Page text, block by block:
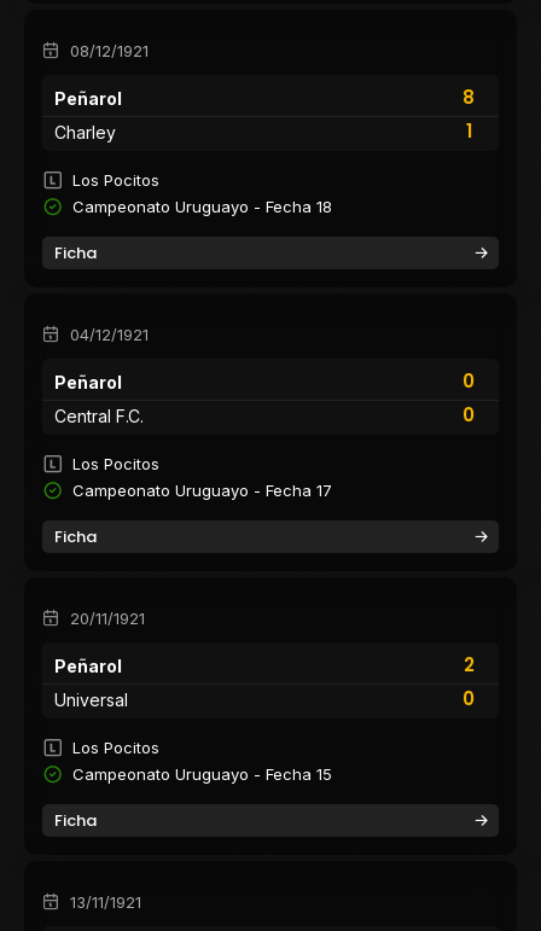
08/12/1921
Peñarol
8
1
Charley
Los Pocitos
Campeonato Uruguayo - Fecha 18
Ficha
04/12/1921
Peñarol
0
0
Central F.C.
Los Pocitos
Campeonato Uruguayo - Fecha 17
Ficha
20/11/1921
Peñarol
2
0
Universal
Los Pocitos
Campeonato Uruguayo - Fecha 15
Ficha
13/11/1921